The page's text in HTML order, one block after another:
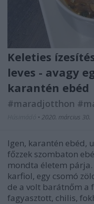
Keleties
leves - avagy
karantén ebéd
#maradjotthon
• 2020. március 30.
Igen, karantén ebéd,
főzzek szombaton
mondta életem
karfiol, egy csomó
de a volt barátnőm a
fagyasztott, chilis,